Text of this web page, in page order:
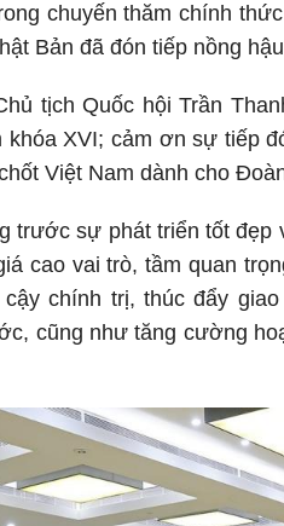
chuyến thăm chính
Bản đã đón tiếp nồng
tịch Quốc hội Trần
XVI; cảm ơn sự tiếp
Việt Nam dành cho
trước sự phát triển tốt
cao vai trò, tầm quan
chính trị, thúc đẩy
cũng như tăng cường